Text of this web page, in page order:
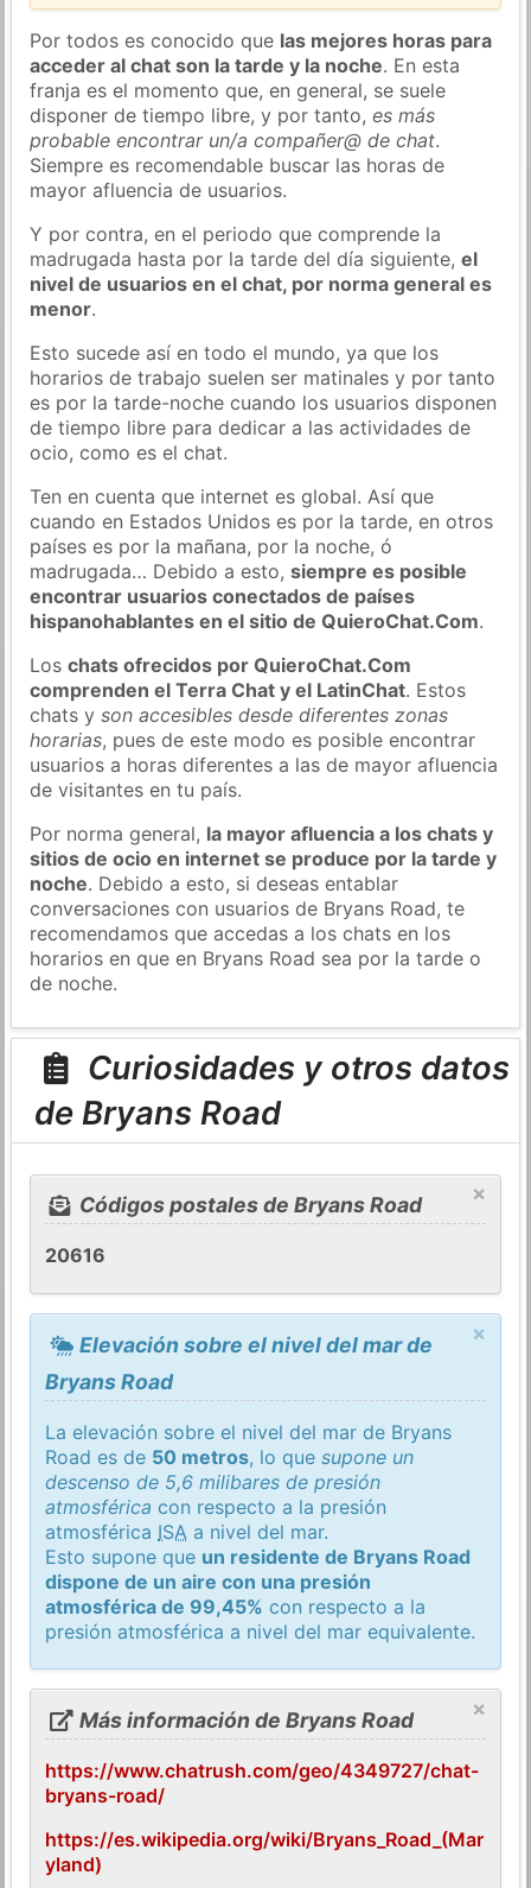
Por todos es conocido que las mejores horas para
acceder al chat son la tarde y la noche. En esta
franja es el momento que, en general, se suele
disponer de tiempo libre, y por tanto,es más
probable encontrar un/a compañer@ de chat.
Siempre es recomendable buscar las horas de
mayor afluencia de usuarios.
Y por contra, en el periodo que comprende la
madrugada hasta por la tarde del día siguiente,el
nivel de usuarios en el chat, por norma general es
menor.
Esto sucede así en todo el mundo, ya que los
horarios de trabajo suelen ser matinales y por tanto
es por la tarde-noche cuando los usuarios disponen
de tiempo libre para dedicar a las actividades de
ocio, como es el chat.
Ten en cuenta que internet es global. Así que
cuando en Estados Unidos es por la tarde, en otros
países es por la mañana, por la noche, ó
madrugada… Debido a esto,siempre es posible
encontrar usuarios conectados de países
hispanohablantes en el sitio de QuieroChat.Com.
Loschats ofrecidos por QuieroChat.Com
comprenden el Terra Chat y el LatinChat. Estos
chats yson accesibles desde diferentes zonas
horarias, pues de este modo es posible encontrar
usuarios a horas diferentes a las de mayor afluencia
de visitantes en tu país.
Por norma general, la mayor afluencia a los chats y
sitios de ocio en internet se produce por la tarde y
noche. Debido a esto, si deseas entablar
conversaciones con usuarios de Bryans Road, te
recomendamos que accedas a los chats en los
horarios en que en Bryans Road sea por la tarde o
de noche.
Curiosidades y otros datos
de Bryans Road
×
Códigos postales de Bryans Road
20616
×
Elevación sobre el nivel del mar de
Bryans Road
La elevación sobre el nivel del mar de Bryans
Road es de 50 metros, lo quesupone un
descenso de 5,6 milibares de presión
atmosférica con respecto a la presión
atmosférica ISA a nivel del mar.
Esto supone que un residente de Bryans Road
dispone de un aire con una presión
atmosférica de 99,45% con respecto a la
presión atmosférica a nivel del mar equivalente.
×
Más información de Bryans Road
https://www.chatrush.com/geo/4349727/chat-
bryans-road/
https://es.wikipedia.org/wiki/Bryans_Road_(Mar
yland)